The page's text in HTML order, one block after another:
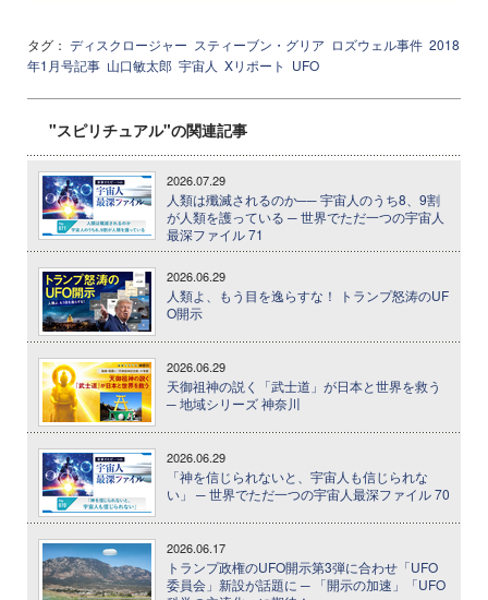
タグ： ディスクロージャー スティーブン・グリア ロズウェル事件 2018
年1月号記事 山口敏太郎 宇宙人 Xリポート UFO
"スピリチュアル"の関連記事
2026.07.29
人類は殲滅されるのか── 宇宙人のうち8、9割
が人類を護っている ─ 世界でただ一つの宇宙人
最深ファイル 71
2026.06.29
人類よ、もう目を逸らすな！ トランプ怒涛のUF
O開示
2026.06.29
天御祖神の説く「武士道」が日本と世界を救う
─ 地域シリーズ 神奈川
2026.06.29
「神を信じられないと、宇宙人も信じられな
い」 ─ 世界でただ一つの宇宙人最深ファイル 70
2026.06.17
トランプ政権のUFO開示第3弾に合わせ「UFO
委員会」新設が話題に ─ 「開示の加速」「UFO